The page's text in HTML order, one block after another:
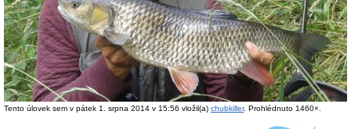
Tento úlovek sem v pátek 1. srpna 2014 v 15:56 vložil(a) chubkiller. Prohlédnuto 1460×.